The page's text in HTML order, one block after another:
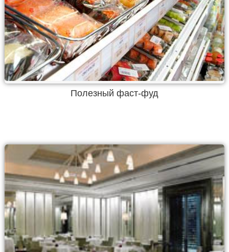
Полезный фаст-фуд